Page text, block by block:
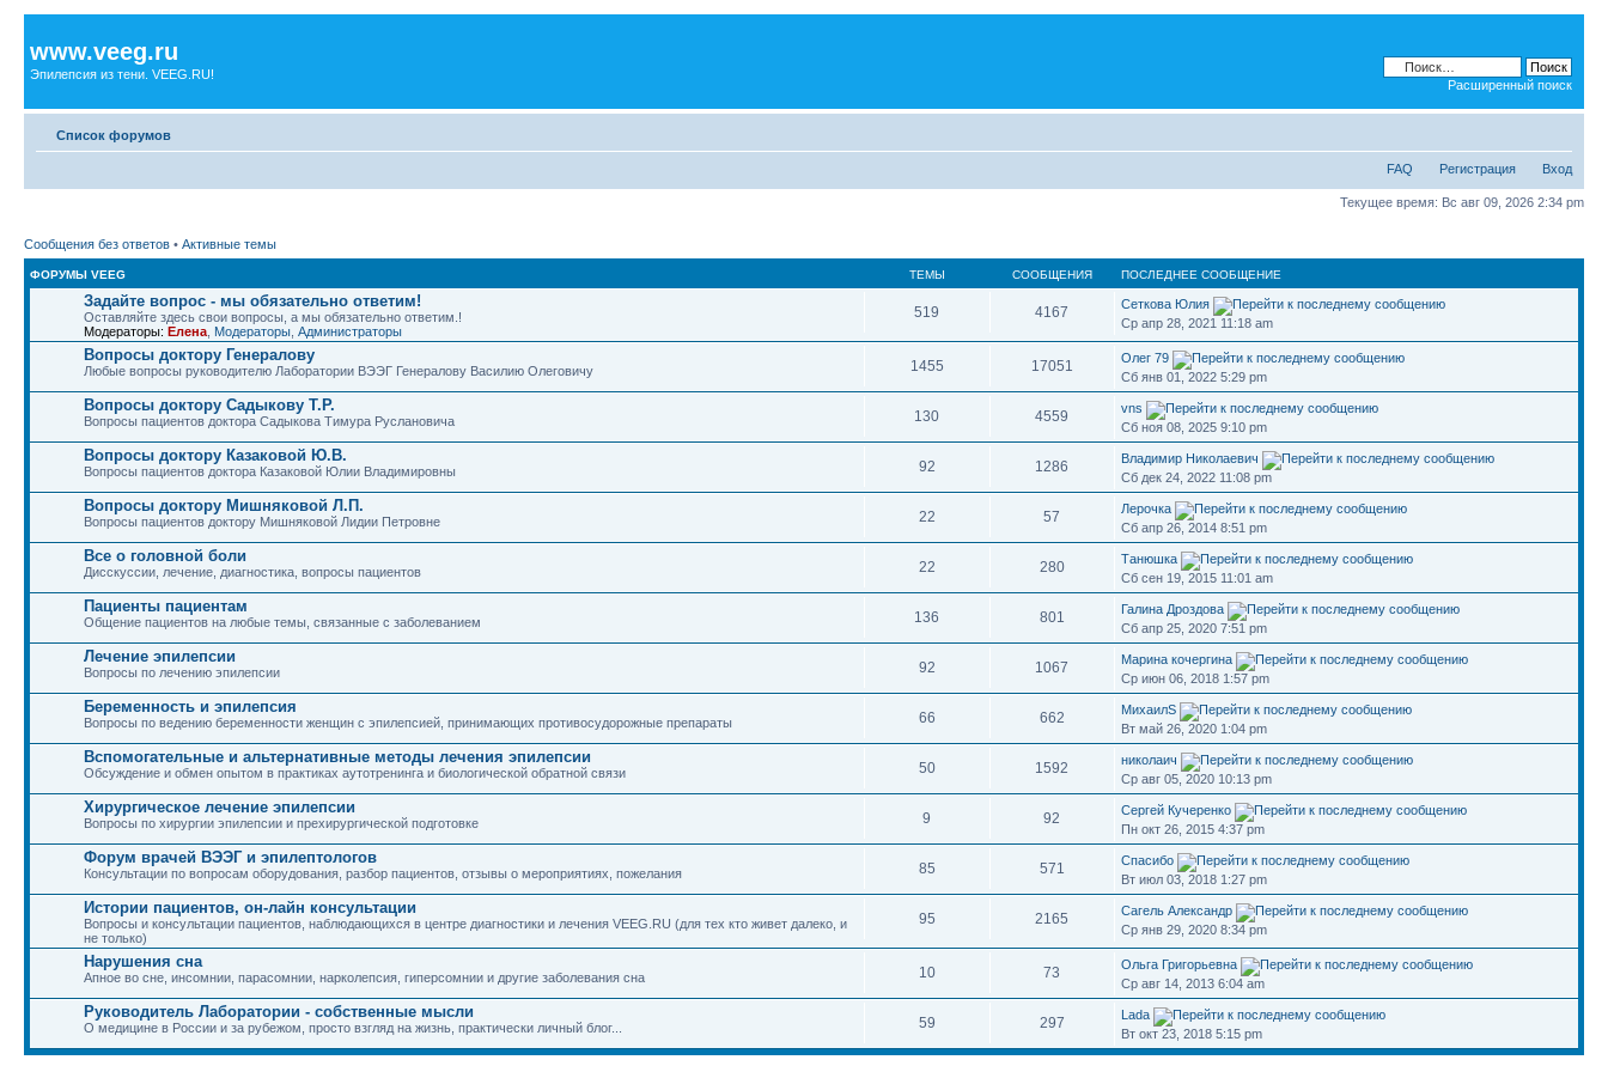
www.veeg.ru
Эпилепсия из тени. VEEG.RU!
Расширенный поиск
Список форумов
FAQ Регистрация Вход
Текущее время: Вс авг 09, 2026 2:34 pm
Сообщения без ответов • Активные темы
ФОРУМЫ VEEG ТЕМЫ СООБЩЕНИЯ ПОСЛЕДНЕЕ СООБЩЕНИЕ
Задайте вопрос - мы обязательно ответим!
Оставляйте здесь свои вопросы, а мы обязательно ответим.!
Модераторы: Елена Модераторы Администраторы
519 4167
Сеткова Юлия
Ср апр 28, 2021 11:18 am
Вопросы доктору Генералову
Любые вопросы руководителю Лаборатории ВЭЭГ Генералову Василию Олеговичу 1455 17051
Олег 79
Сб янв 01, 2022 5:29 pm
Вопросы доктору Садыкову Т.Р.
Вопросы пациентов доктора Садыкова Тимура Руслановича 130 4559
vns
Сб ноя 08, 2025 9:10 pm
Вопросы доктору Казаковой Ю.В.
Вопросы пациентов доктора Казаковой Юлии Владимировны 92 1286
Владимир Николаевич
Сб дек 24, 2022 11:08 pm
Вопросы доктору Мишняковой Л.П.
Вопросы пациентов доктору Мишняковой Лидии Петровне 22 57
Лерочка
Сб апр 26, 2014 8:51 pm
Все о головной боли
Дисскуссии, лечение, диагностика, вопросы пациентов 22 280
Танюшка
Сб сен 19, 2015 11:01 am
Пациенты пациентам
Общение пациентов на любые темы, связанные с заболеванием 136 801
Галина Дроздова
Сб апр 25, 2020 7:51 pm
Лечение эпилепсии
Вопросы по лечению эпилепсии 92 1067
Марина кочергина
Ср июн 06, 2018 1:57 pm
Беременность и эпилепсия
Вопросы по ведению беременности женщин с эпилепсией, принимающих противосудорожные препараты 66 662
МихаилS
Вт май 26, 2020 1:04 pm
Вспомогательные и альтернативные методы лечения эпилепсии
Обсуждение и обмен опытом в практиках аутотренинга и биологической обратной связи 50 1592
николаич
Ср авг 05, 2020 10:13 pm
Хирургическое лечение эпилепсии
Вопросы по хирургии эпилепсии и прехирургической подготовке 9 92
Сергей Кучеренко
Пн окт 26, 2015 4:37 pm
Форум врачей ВЭЭГ и эпилептологов
Консультации по вопросам оборудования, разбор пациентов, отзывы о мероприятиях, пожелания 85 571
Спасибо
Вт июл 03, 2018 1:27 pm
Истории пациентов, он-лайн консультации
Вопросы и консультации пациентов, наблюдающихся в центре диагностики и лечения VEEG.RU (для тех кто живет далеко, и
не только)
95 2165
Сагель Александр
Ср янв 29, 2020 8:34 pm
Нарушения сна
Апное во сне, инсомнии, парасомнии, нарколепсия, гиперсомнии и другие заболевания сна 10 73
Ольга Григорьевна
Ср авг 14, 2013 6:04 am
Руководитель Лаборатории - собственные мысли
О медицине в России и за рубежом, просто взгляд на жизнь, практически личный блог... 59 297
Lada
Вт окт 23, 2018 5:15 pm